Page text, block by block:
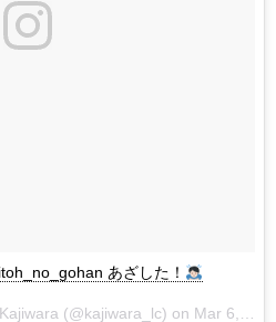
あざした！
(@kajiwara_lc) on Mar 6, 2018 at 4:43pm PST